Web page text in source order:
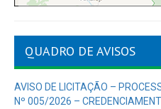
QUADRO DE AVISOS
AVISO DE LICITAÇÃO –
Nº 005/2026 –